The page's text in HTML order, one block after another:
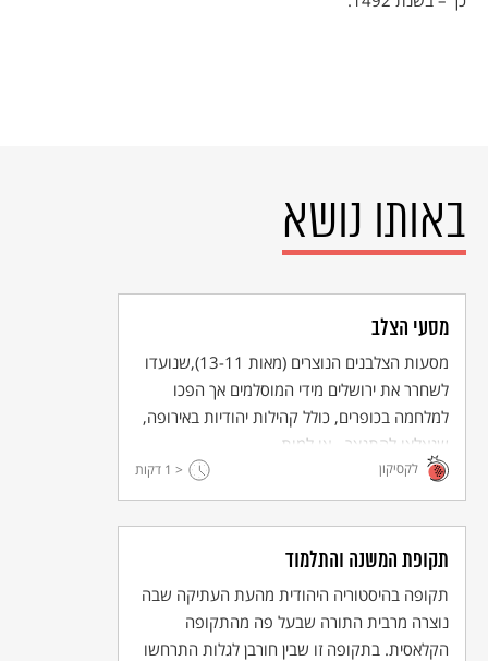
באותו נושא
מסעי הצלב
מסעות הצלבנים הנוצרים (מאות 13-11),שנועדו
לשחרר את ירושלים מידי המוסלמים אך הפכו
למלחמה בכופרים, כולל קהילות יהודיות באירופה,
שנאלצו להתנצר - או למות.
לקסיקון < 1 דקות
תקופת המשנה והתלמוד
תקופה בהיסטוריה היהודית מהעת העתיקה שבה
נוצרה מרבית התורה שבעל פה מהתקופה
הקלאסית. בתקופה זו שבין חורבן לגלות התרחשו